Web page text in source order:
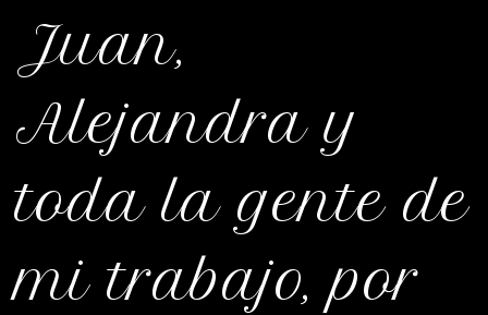
Juan,
Alejandra y
toda la gente de
mi trabajo, por